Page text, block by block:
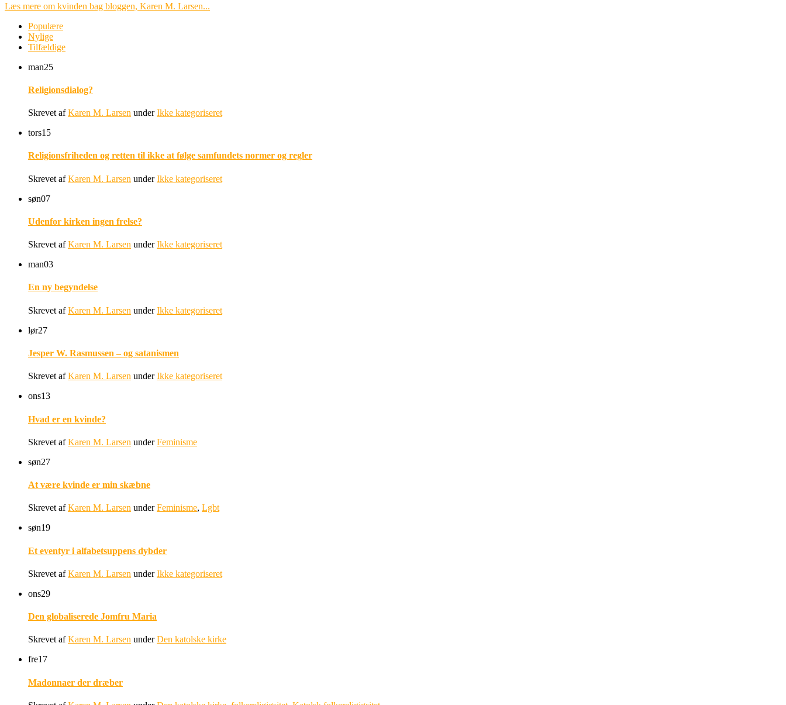
Læs mere om kvinden bag bloggen, Karen M. Larsen...
Populære
Nylige
Tilfældige
man25
Religionsdialog?
Skrevet afKaren M. Larsen underIkke kategoriseret
tors15
Religionsfriheden og retten til ikke at følge samfundets normer og regler
Skrevet afKaren M. Larsen underIkke kategoriseret
søn07
Udenfor kirken ingen frelse?
Skrevet afKaren M. Larsen underIkke kategoriseret
man03
En ny begyndelse
Skrevet afKaren M. Larsen underIkke kategoriseret
lør27
Jesper W. Rasmussen – og satanismen
Skrevet afKaren M. Larsen underIkke kategoriseret
ons13
Hvad er en kvinde?
Skrevet afKaren M. Larsen underFeminisme
søn27
At være kvinde er min skæbne
Skrevet afKaren M. Larsen underFeminisme, Lgbt
søn19
Et eventyr i alfabetsuppens dybder
Skrevet afKaren M. Larsen underIkke kategoriseret
ons29
Den globaliserede Jomfru Maria
Skrevet afKaren M. Larsen underDen katolske kirke
fre17
Madonnaer der dræber